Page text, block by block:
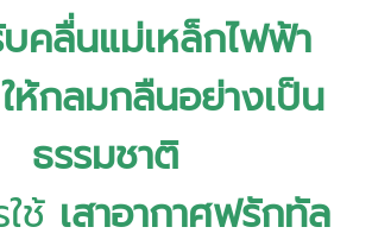
คลื่นแม่เหล็กไฟฟ้า
ห้กลมกลืนอย่างเป็น
ธรรมชาติ
ช้ เสาอากาศฟรักทัล